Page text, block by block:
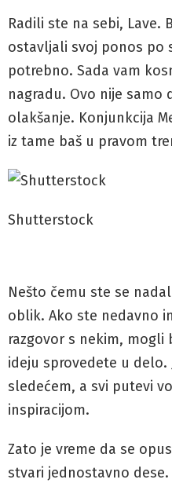
Radili ste na sebi, Lave.
ostavljali svoj ponos po
potrebno. Sada vam
nagradu. Ovo nije
olakšanje. Konjunkcija
iz tame baš u pravom
Shutterstock
Nešto čemu ste se
oblik. Ako ste nedavno
razgovor s nekim,
ideju sprovedete u delo.
sledećem, a svi putevi
inspiracijom.
Zato je vreme da se
stvari jednostavno